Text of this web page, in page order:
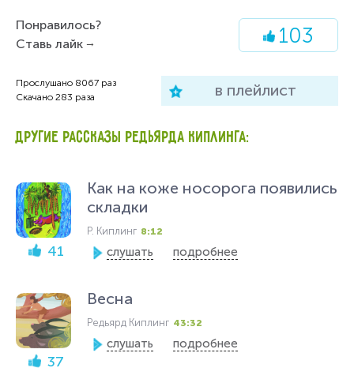
Понравилось?
Ставь лайк
103
Прослушано 8067 раз
Скачано 283 раза в плейлист
ДРУГИЕ РАССКАЗЫ РЕДЬЯРДА КИПЛИНГА:
41
Как на коже носорога появились
складки
Р. Киплинг 8:12
слушать подробнее
37
Весна
Редьярд Киплинг 43:32
слушать подробнее